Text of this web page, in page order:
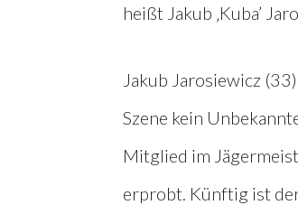
heißt Jakub ‚Kuba’
Jakub Jarosiewicz
Szene kein
Mitglied im
erprobt. Künftig ist